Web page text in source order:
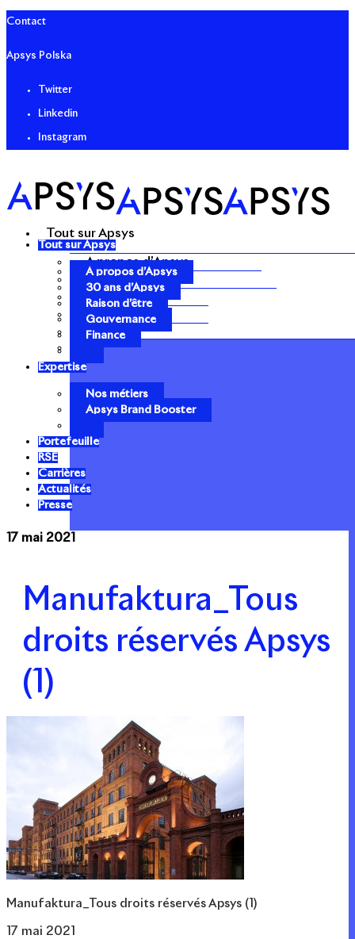
Contact
Apsys Polska
Twitter
Linkedin
Instagram
Tout sur Apsys
A propos d’Apsys
30 ans d’Apsys
Raison d’être
Gouvernance
Finance
Tout sur Apsys
A propos d’Apsys
30 ans d’Apsys
Raison d’être
Gouvernance
Finance
Expertise
Nos métiers
Apsys Brand Booster
Portefeuille
RSE
Carrières
Actualités
Presse
17 mai 2021
Manufaktura_Tous
droits réservés Apsys
(1)
Manufaktura_Tous droits réservés Apsys (1)
17 mai 2021